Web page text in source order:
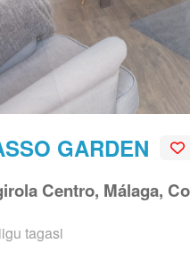
GARDEN
Centro, Málaga,
tagasi